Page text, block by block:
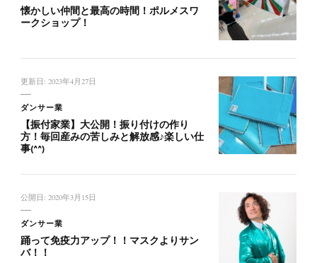
懐かしい仲間と最高の時間！ポルメスワ
ークショップ！
更新日: 2023年4月27日
ダンサー業
【振付家業】大公開！振り付けの作り
方！毎回産みの苦しみと解放感♪楽しい仕
事(^^)
公開日: 2020年3月15日
ダンサー業
踊って免疫力アップ！！マスクよりサン
バ！！